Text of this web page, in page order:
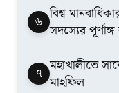
৬ বিশ্ব
সদস্যের
৭ মহাখালীতে
মাহফিল